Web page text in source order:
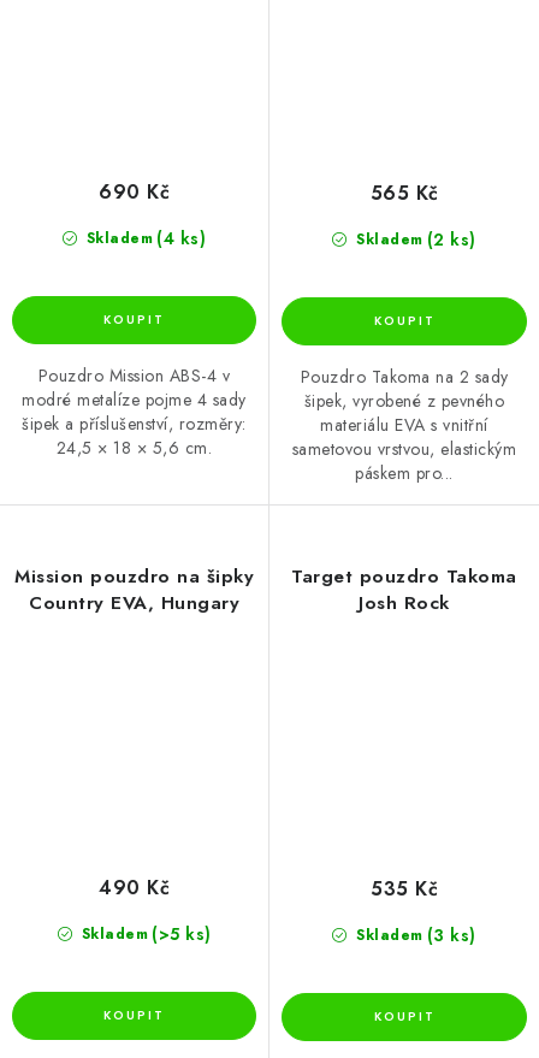
Skladem (4 ks)
690 Kč
Pouzdro Mission ABS-4 v
modré metalíze pojme 4 sady
šipek a příslušenství, rozměry:
24,5 × 18 × 5,6 cm.
Skladem (2 ks)
565 Kč
Pouzdro Takoma na 2 sady
šipek, vyrobené z pevného
materiálu EVA s vnitřní
sametovou vrstvou, elastickým
páskem pro...
Mission pouzdro na šipky
Country EVA, Hungary
Skladem (>5 ks)
490 Kč
Target pouzdro Takoma
Josh Rock
Skladem (3 ks)
535 Kč